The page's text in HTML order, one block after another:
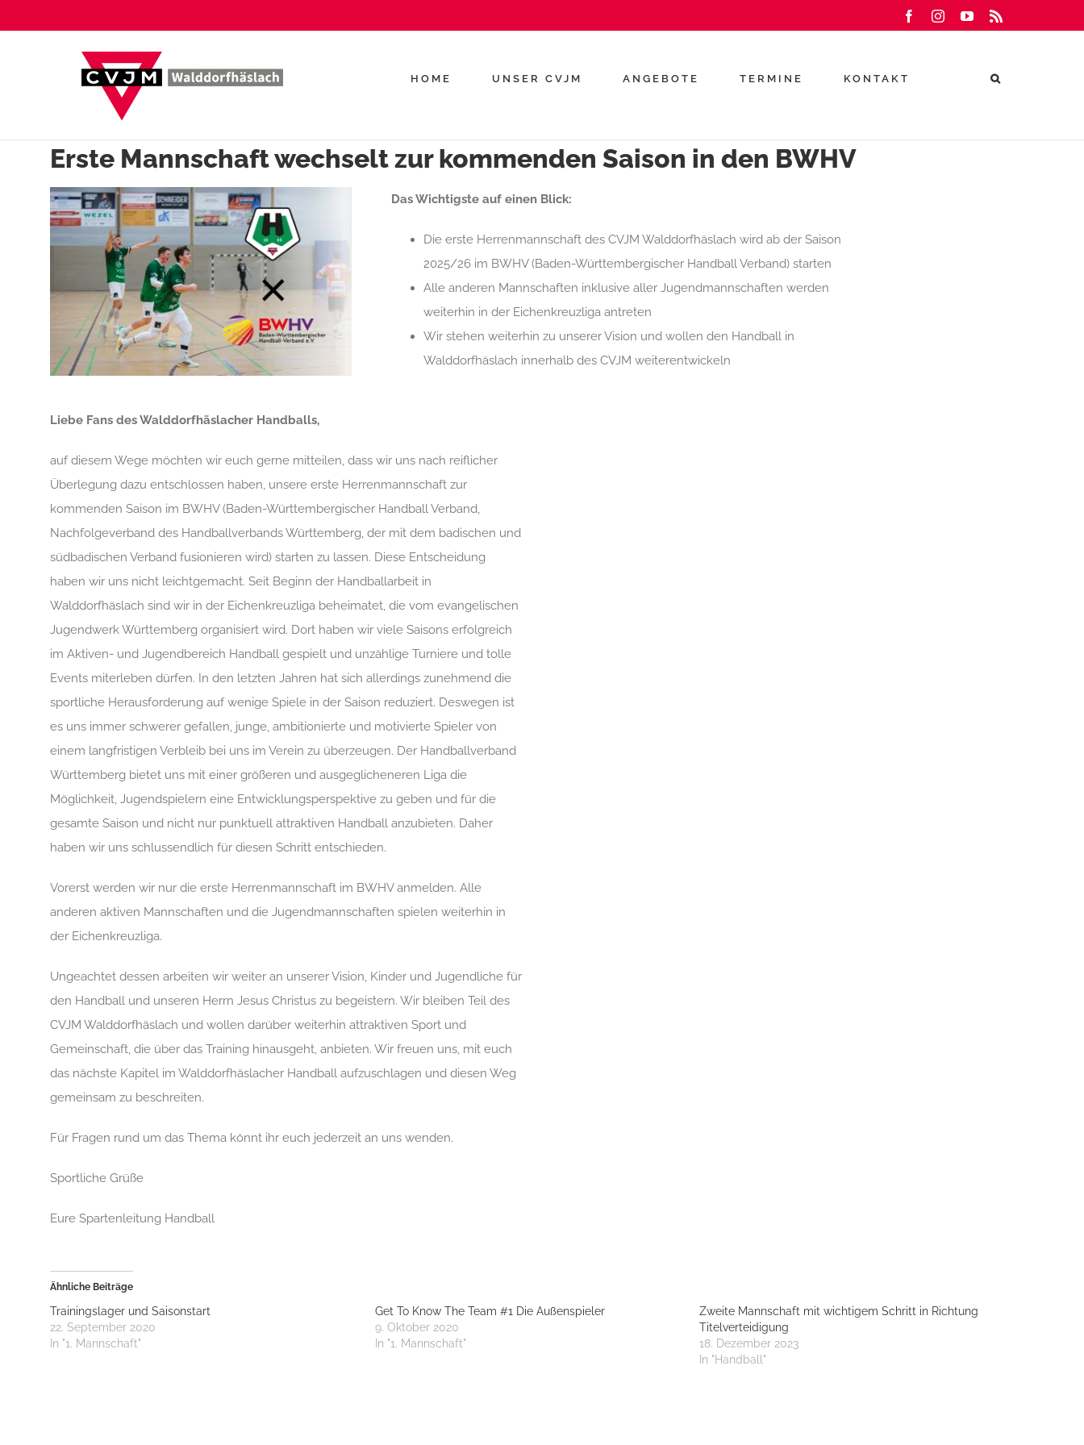
Inhalt
FacebookInstagramYouTube
HOME UNSER CVJM ANGEBOTE TERMINE KONTAKT
Erste Mannschaft wechselt zur kommenden Saison in den BWHV
Das Wichtigste auf einen Blick:
Die erste Herrenmannschaft des CVJM Walddorfhäslach wird ab der Saison
2025/26 im BWHV (Baden-Württembergischer Handball Verband) starten
Alle anderen Mannschaften inklusive aller Jugendmannschaften werden
weiterhin in der Eichenkreuzliga antreten
Wir stehen weiterhin zu unserer Vision und wollen den Handball in
Walddorfhäslach innerhalb des CVJM weiterentwickeln
Liebe Fans des Walddorfhäslacher Handballs,
auf diesem Wege möchten wir euch gerne mitteilen, dass wir uns nach reiflicher
Überlegung dazu entschlossen haben, unsere erste Herrenmannschaft zur
kommenden Saison im BWHV (Baden-Württembergischer Handball Verband,
Nachfolgeverband des Handballverbands Württemberg, der mit dem badischen und
südbadischen Verband fusionieren wird) starten zu lassen. Diese Entscheidung
haben wir uns nicht leichtgemacht. Seit Beginn der Handballarbeit in
Walddorfhäslach sind wir in der Eichenkreuzliga beheimatet, die vom evangelischen
Jugendwerk Württemberg organisiert wird. Dort haben wir viele Saisons erfolgreich
im Aktiven- und Jugendbereich Handball gespielt und unzählige Turniere und tolle
Events miterleben dürfen. In den letzten Jahren hat sich allerdings zunehmend die
sportliche Herausforderung auf wenige Spiele in der Saison reduziert. Deswegen ist
es uns immer schwerer gefallen, junge, ambitionierte und motivierte Spieler von
einem langfristigen Verbleib bei uns im Verein zu überzeugen. Der Handballverband
Württemberg bietet uns mit einer größeren und ausgeglicheneren Liga die
Möglichkeit, Jugendspielern eine Entwicklungsperspektive zu geben und für die
gesamte Saison und nicht nur punktuell attraktiven Handball anzubieten. Daher
haben wir uns schlussendlich für diesen Schritt entschieden.
Vorerst werden wir nur die erste Herrenmannschaft im BWHV anmelden. Alle
anderen aktiven Mannschaften und die Jugendmannschaften spielen weiterhin in
der Eichenkreuzliga.
Ungeachtet dessen arbeiten wir weiter an unserer Vision, Kinder und Jugendliche für
den Handball und unseren Herrn Jesus Christus zu begeistern. Wir bleiben Teil des
CVJM Walddorfhäslach und wollen darüber weiterhin attraktiven Sport und
Gemeinschaft, die über das Training hinausgeht, anbieten. Wir freuen uns, mit euch
das nächste Kapitel im Walddorfhäslacher Handball aufzuschlagen und diesen Weg
gemeinsam zu beschreiten.
Für Fragen rund um das Thema könnt ihr euch jederzeit an uns wenden.
Sportliche Grüße
Eure Spartenleitung Handball
Ähnliche Beiträge
Trainingslager und Saisonstart
22. September 2020
In "1. Mannschaft"
Get To Know The Team #1 Die Außenspieler
9. Oktober 2020
In "1. Mannschaft"
Zweite Mannschaft mit wichtigem Schritt in Richtung
Titelverteidigung
18. Dezember 2023
In "Handball"